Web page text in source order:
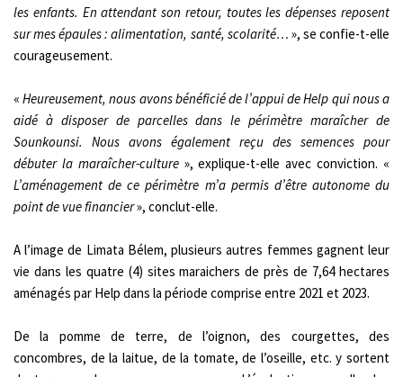
les enfants. En attendant son retour, toutes les dépenses reposent
sur mes épaules : alimentation, santé, scolarité… », se confie-t-elle
courageusement.
«Heureusement, nous avons bénéficié de l’appui de Help qui nous a
aidé à disposer de parcelles dans le périmètre maraîcher de
Sounkounsi. Nous avons également reçu des semences pour
débuter la maraîcher-culture», explique-t-elle avec conviction. «
L’aménagement de ce périmètre m’a permis d’être autonomedu
point de vue financier», conclut-elle.
A l’image de Limata Bélem, plusieurs autres femmes gagnent leur
vie dans les quatre (4) sites maraichers de près de 7,64 hectares
aménagés par Help dans la période comprise entre 2021 et 2023.
De la pomme de terre, de l’oignon, des courgettes, des
concombres, de la laitue, de la tomate, de l’oseille, etc. y sortent